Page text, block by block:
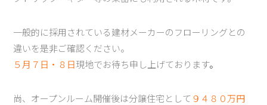
一般的に採用されている建材メーカーのフローリングとの
違いを是非ご確認ください。
５月７日・８日現地でお待ち申し上げております。
尚、オープンルーム開催後は分譲住宅として ９４８０万円